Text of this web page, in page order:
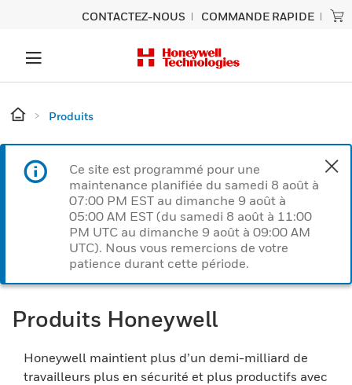
CONTACTEZ-NOUS COMMANDE RAPIDE
Produits
Ce site est programmé pour une
maintenance planifiée du samedi 8 août à
07:00 PM EST au dimanche 9 août à
05:00 AM EST (du samedi 8 août à 11:00
PM UTC au dimanche 9 août à 09:00 AM
UTC). Nous vous remercions de votre
patience durant cette période.
Produits Honeywell
Honeywell maintient plus d’un demi-milliard de
travailleurs plus en sécurité et plus productifs avec